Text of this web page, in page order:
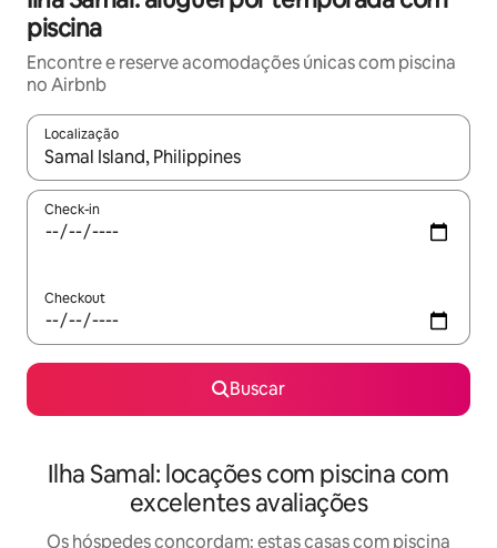
piscina
Encontre e reserve acomodações únicas com piscina
no Airbnb
Localização
Quando os resultados estiverem disponíveis, explore-os
Check-in
Checkout
Buscar
Ilha Samal: locações com piscina com
excelentes avaliações
Os hóspedes concordam: estas casas com piscina